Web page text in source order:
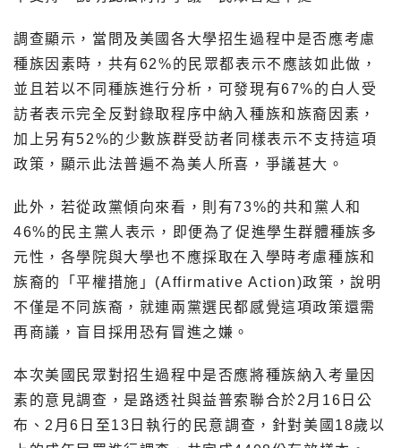
調查顯示，當問及美國各大學招生過程中是否應考慮
種族因素時，共有62%的民眾都表示不應該如此做，
並且若以不同種族進行分析，可發現有67%的白人受
訪者表示完全反對錄取程序中納入種族和族裔因素，
加上另有52%的少數族群受訪者同樣表示不支持這項
政策，顯示此法普遍不為美人所喜，爭議甚大。
此外，若從政黨傾向來看，則有73%的共和黨人和
46%的民主黨人表示，即便為了促進學生群體種族多
元性，各學院與大學也不應採取在入學時考慮種族和
族裔的「平權措施」(Affirmative Action)政策，說明
不僅是不同族裔，就連兩黨選民都感覺這項政策還需
再商議，盲目採用恐有冒進之嫌。
本次美國民眾對招生過程中是否應將種族納入考量因
素的意見調查，是路透社與益普索聯合於2月16日公
布、2月6日至13日執行的民意調查，針對美國18歲以